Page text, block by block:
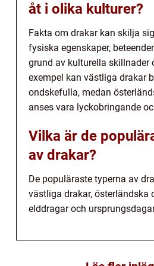
åt i olika kulturer?
Fakta om drakar kan skilja
fysiska egenskaper,
grund av kulturella skillnader
exempel kan västliga drakar
ondskefulla, medan
anses vara lyckobringande
Vilka är de
av drakar?
De populäraste typerna av
västliga drakar, österländska
elddragar och